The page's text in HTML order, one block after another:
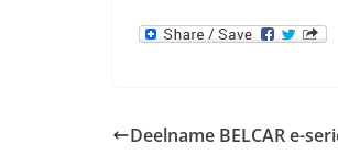
Deelname BELCAR e-